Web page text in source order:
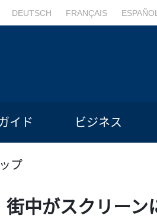
DEUTSCH FRANÇAIS ESPAÑOL
イド ビジネス
プ
中がスクリーン